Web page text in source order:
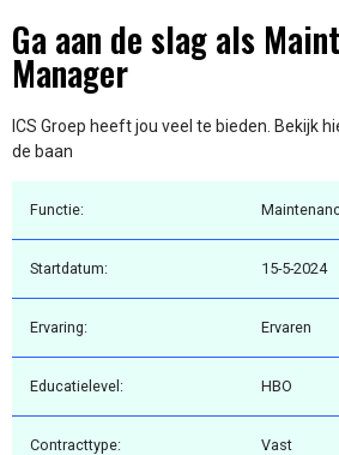
Ga aan de slag als
Manager
ICS Groep heeft jou veel te bieden. Bekijk
de baan
Functie:
Startdatum: 15-5-2024
Ervaring: Ervaren
Educatielevel: HBO
Contracttype: Vast